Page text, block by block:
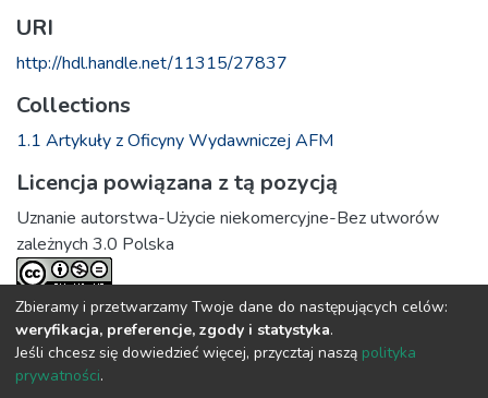
URI
http://hdl.handle.net/11315/27837
Collections
1.1 Artykuły z Oficyny Wydawniczej AFM
Licencja powiązana z tą pozycją
Uznanie autorstwa-Użycie niekomercyjne-Bez utworów
zależnych 3.0 Polska
Full item page
Zbieramy i przetwarzamy Twoje dane do następujących celów:
weryfikacja, preferencje, zgody i statystyka.
Jeśli chcesz się dowiedzieć więcej, przycztaj naszą polityka
prywatności.